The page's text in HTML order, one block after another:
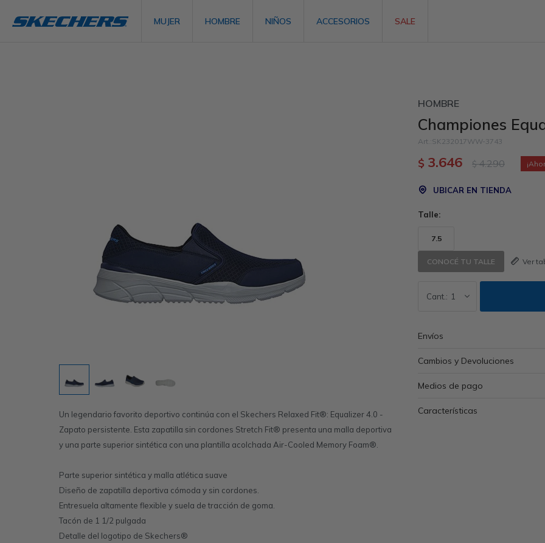
MUJER HOMBRE NIÑOS ACCESORIOS SALE
Un legendario favorito deportivo continúa con el Skechers Relaxed Fit®: Equalizer 4.0 -
Zapato persistente. Esta zapatilla sin cordones Stretch Fit® presenta una malla deportiva
y una parte superior sintética con una plantilla acolchada Air-Cooled Memory Foam®.
Parte superior sintética y malla atlética suave
Diseño de zapatilla deportiva cómoda y sin cordones.
Entresuela altamente flexible y suela de tracción de goma.
Tacón de 1 1/2 pulgada
Detalle del logotipo de Skechers®
HOMBRE
Championes
SK232017WW-3743
$ 3.646 $4.290
UBICAR EN TIENDA
Talle:
7.5
CONOCÉ TU TALLE Ver
1
Envíos
Cambios y Devoluciones
Medios de pago
Características